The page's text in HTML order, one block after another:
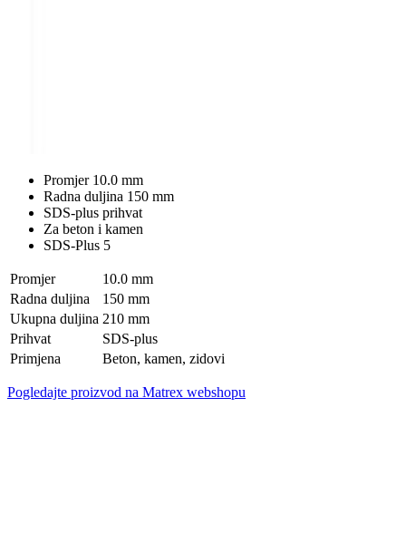
Promjer 10.0 mm
Radna duljina 150 mm
SDS-plus prihvat
Za beton i kamen
SDS-Plus 5
Promjer
10.0 mm
Radna duljina
150 mm
Ukupna duljina 210 mm
Prihvat
SDS-plus
Primjena
Beton, kamen, zidovi
Pogledajte proizvod na Matrex webshopu